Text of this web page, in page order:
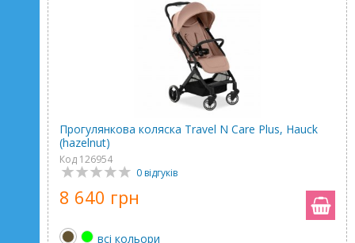
Прогулянкова коляска Travel N Care Plus, Hauck
(hazelnut)
Код 126954
0 відгуків
8 640 грн
всі кольори